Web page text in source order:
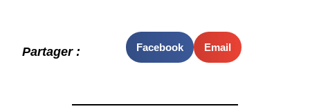
Partager : Facebook Email